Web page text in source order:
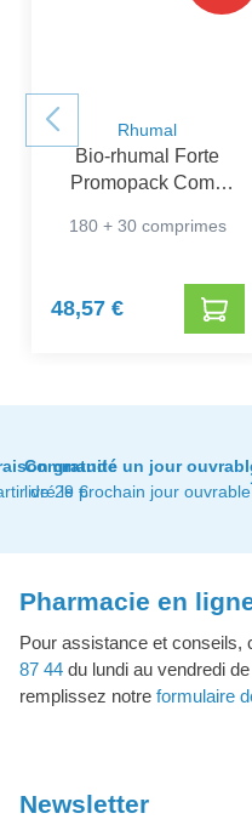
Rhumal
Bio-rhumal Forte
Promopack Comp
180 + 30 comprimes
48,57 €
gratuite
de 29 €
Commandé un jour
livré le prochain jour ouvrable
Pharmacie en
Pour assistance et conseils,
87 44 du lundi au vendredi
remplissez notre formulaire
Newsletter